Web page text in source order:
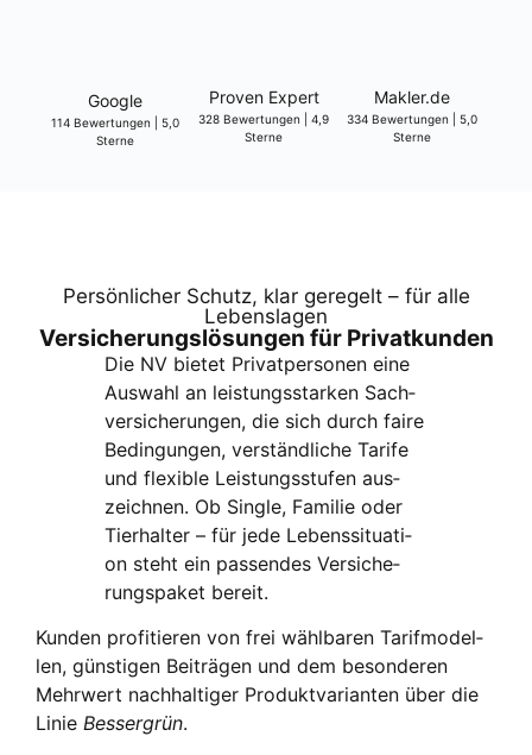
Goog­le
114 Bewer­tun­gen | 5,0
Ster­ne
Pro­ven Expert
328 Bewer­tun­gen | 4,9
Ster­ne
Makler.de
334 Bewer­tun­gen | 5,0
Ster­ne
Per­sön­li­cher Schutz, klar gere­gelt – für alle
Lebens­la­gen
Ver­si­che­rungs­lö­sun­gen für Pri­vat­kun­den
Die NV bie­tet Pri­vat­per­so­nen eine
Aus­wahl an leis­tungs­star­ken Sach­
ver­si­che­run­gen, die sich durch fai­re
Bedin­gun­gen, ver­ständ­li­che Tari­fe
und fle­xi­ble Leis­tungs­stu­fen aus­
zeich­nen. Ob Sin­gle, Fami­lie oder
Tier­hal­ter – für jede Lebens­si­tua­ti­
on steht ein pas­sen­des Ver­si­che­
rungs­pa­ket bereit.
Kun­den pro­fi­tie­ren von frei wähl­ba­ren Tarif­mo­del­
len, güns­ti­gen Bei­trä­gen und dem beson­de­ren
Mehr­wert nach­hal­ti­ger Pro­dukt­va­ri­an­ten über die
Linie Bes­ser­grün.